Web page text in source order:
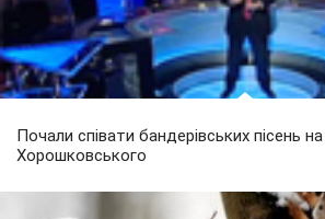
Почали співати бандерівських пісень
Хорошковського